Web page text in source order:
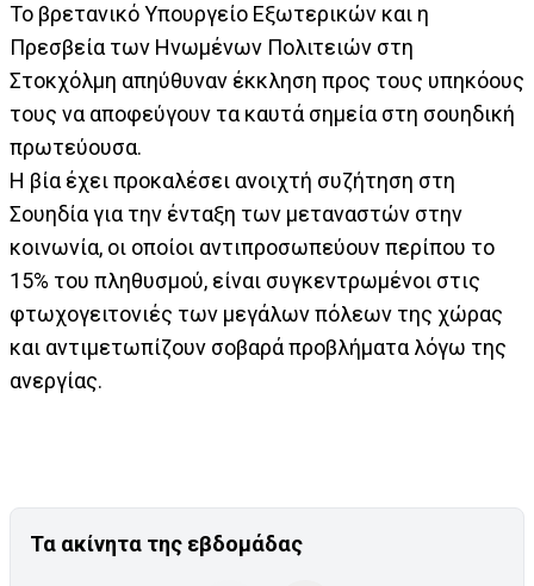
Το βρετανικό Υπουργείο Εξωτερικών και η
Πρεσβεία των Ηνωμένων Πολιτειών στη
Στοκχόλμη απηύθυναν έκκληση προς τους υπηκόους
τους να αποφεύγουν τα καυτά σημεία στη σουηδική
πρωτεύουσα.
Η βία έχει προκαλέσει ανοιχτή συζήτηση στη
Σουηδία για την ένταξη των μεταναστών στην
κοινωνία, οι οποίοι αντιπροσωπεύουν περίπου το
15% του πληθυσμού, είναι συγκεντρωμένοι στις
φτωχογειτονιές των μεγάλων πόλεων της χώρας
και αντιμετωπίζουν σοβαρά προβλήματα λόγω της
ανεργίας.
Τα ακίνητα της εβδομάδας